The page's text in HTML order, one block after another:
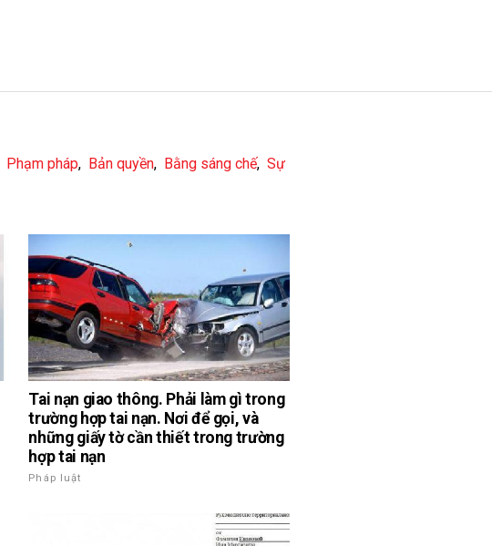
Phạm pháp, Bản quyền, Bằng sáng chế, Sự
Tai nạn giao thông. Phải làm gì trong
trường hợp tai nạn. Nơi để gọi, và
những giấy tờ cần thiết trong trường
hợp tai nạn
Pháp luật